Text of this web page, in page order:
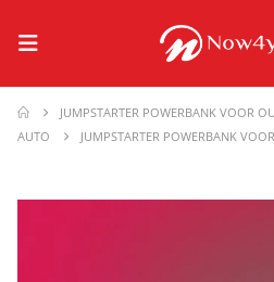
JUMPSTARTER POWERBANK VOOR
AUTO
JUMPSTARTER POWERBANK